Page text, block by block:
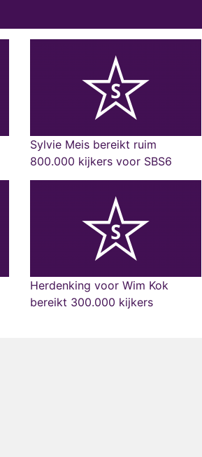
Sylvie Meis bereikt ruim
800.000 kijkers voor SBS6
Herdenking voor Wim Kok
bereikt 300.000 kijkers